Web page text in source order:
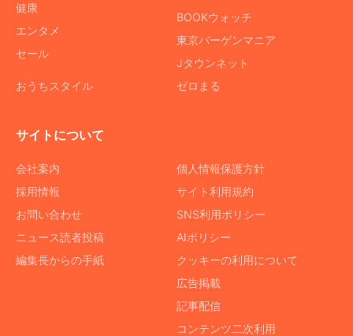
健康
エンタメ
セール
おうちスタイル
BOOKウォッチ
東京バーゲンマニア
Jタウンネット
ゼロまる
サイトについて
会社案内
採用情報
お問い合わせ
ニュース読者投稿
編集長からの手紙
個人情報保護方針
サイト利用規約
SNS利用ポリシー
AIポリシー
クッキーの利用について
広告掲載
記事配信
コンテンツ二次利用